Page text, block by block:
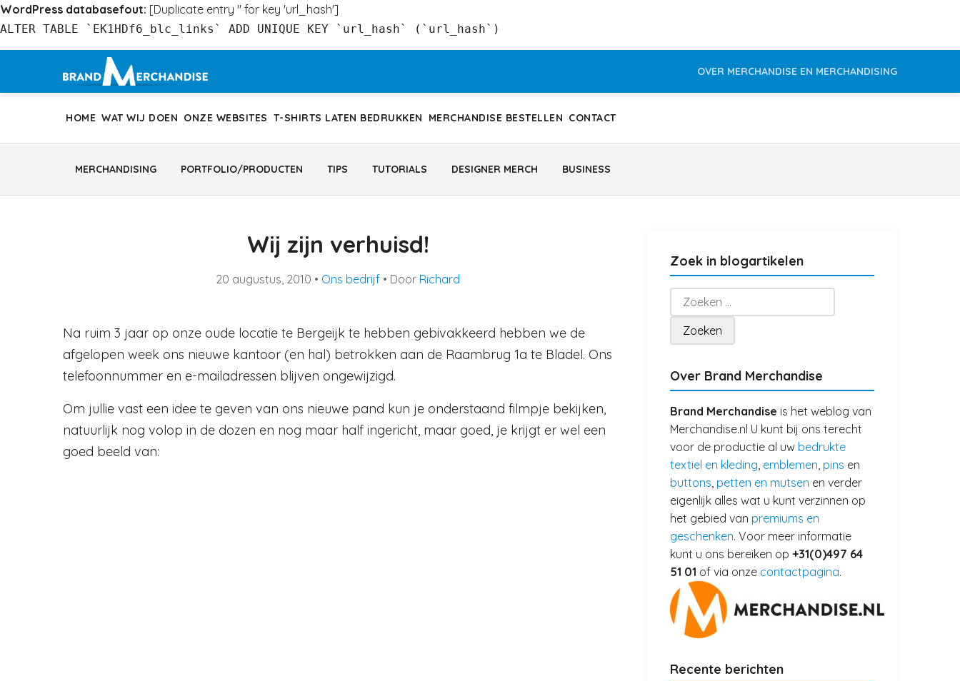
WordPress databasefout: [Duplicate entry '' for key 'url_hash']
ALTER TABLE `EK1HDf6_blc_links` ADD UNIQUE KEY `url_hash` (`url_hash`)
inhoud
OVER MERCHANDISE EN MERCHANDISING
HOME WAT WIJ DOEN ONZE WEBSITES T-SHIRTS LATEN BEDRUKKEN MERCHANDISE BESTELLEN CONTACT
MERCHANDISING PORTFOLIO/PRODUCTEN TIPS TUTORIALS DESIGNER MERCH BUSINESS
Wij zijn verhuisd!
20 augustus, 2010 • Ons bedrijf • Door Richard
Na ruim 3 jaar op onze oude locatie te Bergeijk te hebben gebivakkeerd hebben we de
afgelopen week ons nieuwe kantoor (en hal) betrokken aan de Raambrug 1a te Bladel. Ons
telefoonnummer en e-mailadressen blijven ongewijzigd.
Om jullie vast een idee te geven van ons nieuwe pand kun je onderstaand filmpje bekijken,
natuurlijk nog volop in de dozen en nog maar half ingericht, maar goed, je krijgt er wel een
goed beeld van:
Zoek in blogartikelen
Zoeken
naar:
Over Brand Merchandise
Brand Merchandise is het weblog van
Merchandise.nl U kunt bij ons terecht
voor de productie al uw bedrukte
textiel en kleding, emblemen, pins en
buttons, petten en mutsen en verder
eigenlijk alles wat u kunt verzinnen op
het gebied van premiums en
geschenken. Voor meer informatie
kunt u ons bereiken op +31(0)497 64
51 01 of via onze contactpagina.
Recente berichten